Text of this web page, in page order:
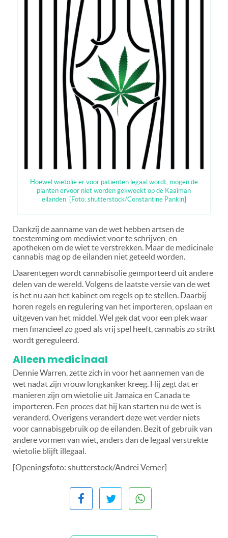
Hoewel wietolie er voor patiënten legaal wordt, mogen de
planten ervoor niet worden gekweekt op de Kaaiman
eilanden. [Foto: shutterstock/Constantine Pankin]
Dankzij de aanname van de wet hebben artsen de
toestemming om mediwiet voor te schrijven, en
apotheken om de wiet te verstrekken. Maar de medicinale
cannabis mag op de eilanden niet geteeld worden.
Daarentegen wordt cannabisolie geïmporteerd uit andere
delen van de wereld. Volgens de laatste versie van de wet
is het nu aan het kabinet om regels op te stellen. Daarbij
horen regels en regulering van het importeren, opslaan en
uitgeven van het middel. Wel gek dat voor een plek waar
men financieel zo goed als vrij spel heeft, cannabis zo strikt
wordt gereguleerd.
Alleen medicinaal
Dennie Warren, zette zich in voor het aannemen van de
wet nadat zijn vrouw longkanker kreeg. Hij zegt dat er
manieren zijn om wietolie uit Jamaica en Canada te
importeren. Een proces dat hij kan starten nu de wet is
veranderd. Overigens verandert deze wet verder niets
voor cannabisgebruik op de eilanden. Bezit of gebruik van
andere vormen van wiet, anders dan de legaal verstrekte
wietolie blijft illegaal.
[Openingsfoto: shutterstock/Andrei Verner]